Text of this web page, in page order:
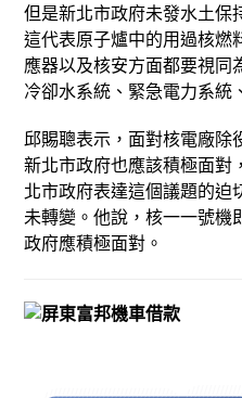
但是新北市政府未發水土保
這代表原子爐中的用過核燃
應器以及核安方面都要視同
冷卻水系統、緊急電力系統
邱賜聰表示，面對核電廠除
新北市政府也應該積極面對
北市政府表達這個議題的迫
未轉變。他說，核一一號機
政府應積極面對。